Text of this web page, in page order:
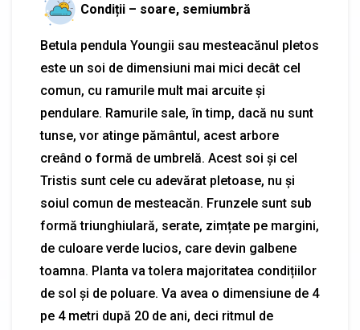
Condiții – soare, semiumbră
Betula pendula Youngii sau mesteacănul pletos
este un soi de dimensiuni mai mici decât cel
comun, cu ramurile mult mai arcuite și
pendulare. Ramurile sale, în timp, dacă nu sunt
tunse, vor atinge pământul, acest arbore
creând o formă de umbrelă. Acest soi și cel
Tristis sunt cele cu adevărat pletoase, nu și
soiul comun de mesteacăn. Frunzele sunt sub
formă triunghiulară, serate, zimțate pe margini,
de culoare verde lucios, care devin galbene
toamna. Planta va tolera majoritatea condițiilor
de sol și de poluare. Va avea o dimensiune de 4
pe 4 metri după 20 de ani, deci ritmul de